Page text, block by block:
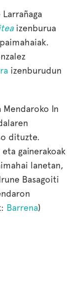
izenburua
izenburudun
In
dituzte.
gainerakoak
lanetan,
Basagoiti
Barrena)